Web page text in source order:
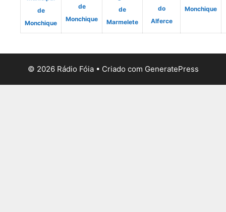
de
Monchique
de
Monchique
de
Marmelete
do
Alferce
Monchique
© 2026 Rádio Fóia• Criado com GeneratePress